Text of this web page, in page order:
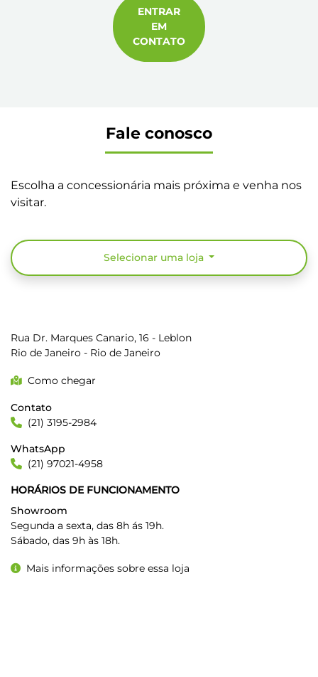
ENTRAR
EM
CONTATO
Fale conosco
Escolha a concessionária mais próxima e venha nos
visitar.
Selecionar uma loja
Rua Dr. Marques Canario, 16 - Leblon
Rio de Janeiro - Rio de Janeiro
Como chegar
Contato
(21) 3195-2984
WhatsApp
(21) 97021-4958
HORÁRIOS DE FUNCIONAMENTO
Showroom
Segunda a sexta, das 8h ás 19h.
Sábado, das 9h às 18h.
Mais informações sobre essa loja